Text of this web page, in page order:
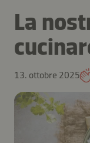
La
13. ottobre 2025